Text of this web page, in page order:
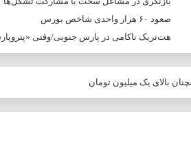
صعود ۶۰ هزار واحدی شاخص بورس
هت‌تریک ناکامی در پارس جنوبی/وقتی
بالای یک میلیون تومان